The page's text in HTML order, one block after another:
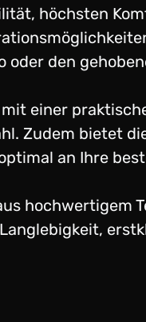
höchsten
oder den
einer
Zudem bietet
an Ihre
hochwertigem